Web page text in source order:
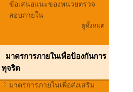
ข้อเสนอแนะของหน่วยตรวจ
สอบภายใน
ดูทั้งหมด
มาตรการภายในเพื่อป้องกันการ
ทุจริต
มาตรการภายในเพื่อส่งเสริม